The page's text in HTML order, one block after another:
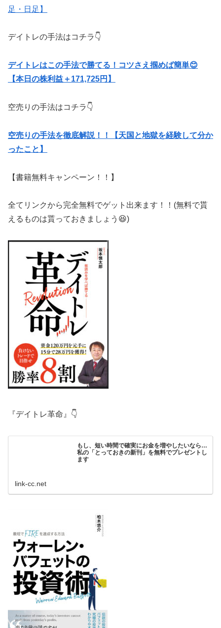
足・日足】
デイトレの手法はコチラ👇
デイトレはこの手法で勝てる！コツさえ掴めば簡単😊
【本日の株利益＋171,725円】
空売りの手法はコチラ👇
空売りの手法を徹底解説！！【天国と地獄を経験して分か
ったこと】
【書籍無料キャンペーン！！】
全てリンクから完全無料でゲット出来ます！！(無料で貰
えるものは貰っておきましょう😆)
『デイトレ革命』👇
もし、短い時間で確実にお金を増やしたいなら…
私の「とっておきの新刊」を無料でプレゼントし
ます
link-cc.net